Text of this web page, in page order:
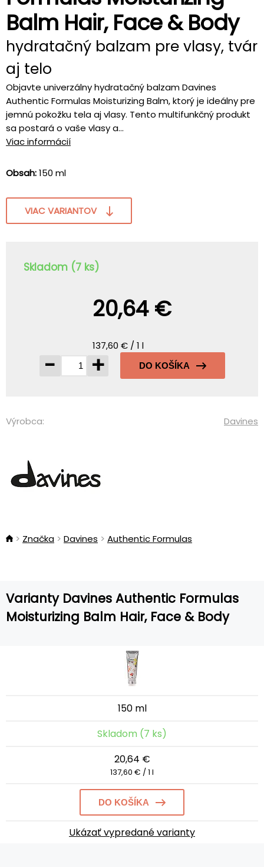
Balm Hair, Face & Body
hydratačný balzam pre vlasy, tvár
aj telo
Objavte univerzálny hydratačný balzam Davines
Authentic Formulas Moisturizing Balm, ktorý je ideálny pre
jemnú pokožku tela aj vlasy. Tento multifunkčný produkt
sa postará o vaše vlasy a...
Viac informácií
Obsah:150 ml
VIAC VARIANTOV
Skladom (7 ks)
20,64 €
137,60 € / 1 l
- + DO KOŠÍKA
Výrobca: Davines
Značka Davines Authentic Formulas
Varianty Davines Authentic Formulas
Moisturizing Balm Hair, Face & Body
150 ml
Skladom (7 ks)
20,64 €
137,60 € / 1 l
DO KOŠÍKA
Ukázať vypredané varianty